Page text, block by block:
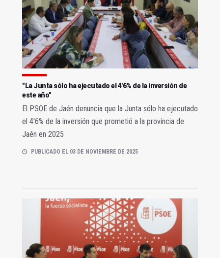
"La Junta sólo ha ejecutado el 4'6% de la inversión de
este año"
El PSOE de Jaén denuncia que la Junta sólo ha ejecutado
el 4'6% de la inversión que prometió a la provincia de
Jaén en 2025
PUBLICADO EL 03 DE NOVIEMBRE DE 2025